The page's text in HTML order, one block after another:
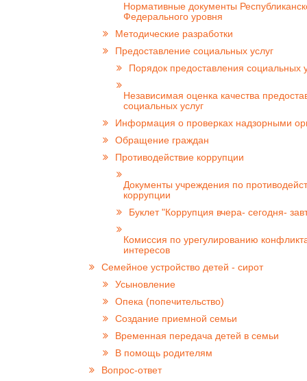
Нормативные документы
Федерального уровня
Методические разработки
Предоставление социальных услуг
Порядок предоставления социальных
Независимая оценка качества
социальных услуг
Информация о проверках надзорными
Обращение граждан
Противодействие коррупции
Документы учреждения по
коррупции
Буклет "Коррупция вчера- сегодня-
Комиссия по урегулированию
интересов
Семейное устройство детей - сирот
Усыновление
Опека (попечительство)
Создание приемной семьи
Временная передача детей в семьи
В помощь родителям
Вопрос-ответ